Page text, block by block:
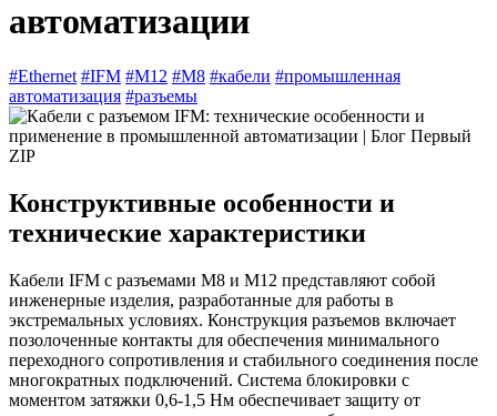
автоматизации
#Ethernet #IFM #M12 #M8 #кабели #промышленная
автоматизация #разъемы
Конструктивные особенности и
технические характеристики
Кабели IFM с разъемами M8 и M12 представляют собой
инженерные изделия, разработанные для работы в
экстремальных условиях. Конструкция разъемов включает
позолоченные контакты для обеспечения минимального
переходного сопротивления и стабильного соединения после
многократных подключений. Система блокировки с
моментом затяжки 0,6-1,5 Нм обеспечивает защиту от